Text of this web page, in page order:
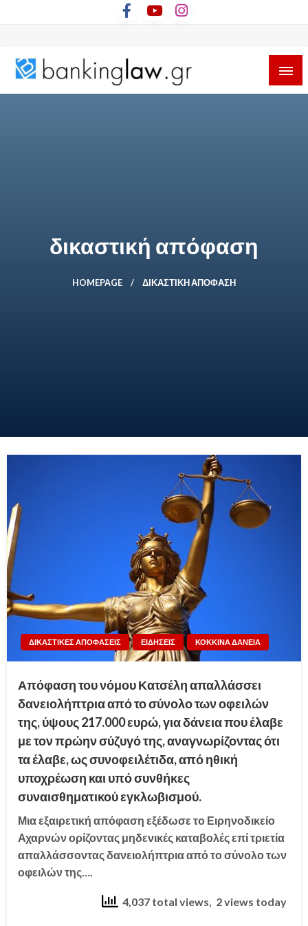
to
δικαστική απόφαση
HOMEPAGE ΔΙΚΑΣΤΙΚΉ ΑΠΌΦΑΣΗ
ΔΙΚΑΣΤΙΚΕΣ ΑΠΟΦΑΣΕΙΣ ΕΙΔΗΣΕΙΣ ΚΟΚΚΙΝΑ ΔΑΝΕΙΑ
Απόφαση του νόμου Κατσέλη απαλλάσσει
δανειολήπτρια από το σύνολο των οφειλών
της, ύψους 217.000 ευρώ, για δάνεια που έλαβε
με τον πρώην σύζυγό της, αναγνωρίζοντας ότι
τα έλαβε, ως συνοφειλέτιδα, από ηθική
υποχρέωση και υπό συνθήκες
συναισθηματικού εγκλωβισμού.
Μια εξαιρετική απόφαση εξέδωσε το Ειρηνοδικείο
Αχαρνών ορίζοντας μηδενικές καταβολές επί τριετία
απαλλάσσοντας δανειολήπτρια από το σύνολο των
οφειλών της….
4,037 total views, 2 views today